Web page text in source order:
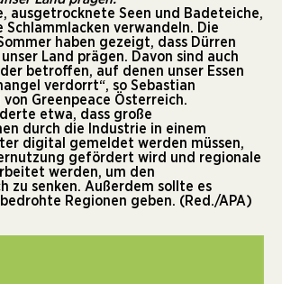
ausgetrocknete Seen und Badeteiche,
Schlammlacken verwandeln. Die
haben gezeigt, dass Dürren
Land prägen. Davon sind auch
betroffen, auf denen unser Essen
verdorrt“, so Sebastian
Greenpeace Österreich.
etwa, dass große
durch die Industrie in einem
digital gemeldet werden müssen,
gefördert wird und regionale
werden, um den
zu senken. Außerdem sollte es
Regionen geben. (Red./APA)